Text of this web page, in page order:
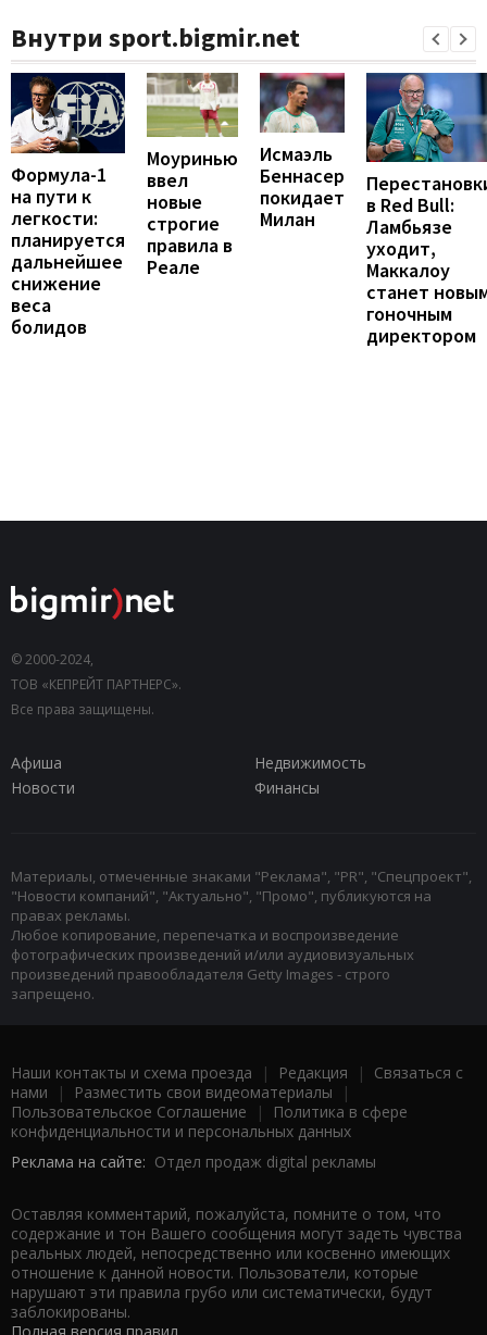
Внутри sport.bigmir.net
Формула-1
на пути к
легкости:
планируется
дальнейшее
снижение
веса
болидов
Моуринью
ввел
новые
строгие
правила в
Реале
Исмаэль
Беннасер
покидает
Милан
в Red Bull:
Ламбьязе
уходит,
Маккалоу
станет
гоночным
директором
© 2000-2024,
ТОВ «КЕПРЕЙТ ПАРТНЕРС».
Все права защищены.
Афиша
Недвижимость
Новости
Финансы
Материалы, отмеченные знаками "Реклама", "PR", "Спецпроект",
"Новости компаний", "Актуально", "Промо", публикуются на
правах рекламы.
Любое копирование, перепечатка и воспроизведение
фотографических произведений и/или аудиовизуальных
произведений правообладателя Getty Images - строго
запрещено.
Наши контакты и схема проезда | Редакция | Связаться с
нами | Разместить свои видеоматериалы |
Пользовательское Соглашение |
Политика в сфере
конфиденциальности и персональных данных
Реклама на сайте: Отдел продаж digital рекламы
Оставляя комментарий, пожалуйста, помните о том, что
содержание и тон Вашего сообщения могут задеть чувства
реальных людей, непосредственно или косвенно имеющих
отношение к данной новости. Пользователи, которые
нарушают эти правила грубо или систематически, будут
заблокированы.